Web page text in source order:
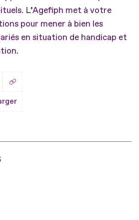
L’Agefiph met à votre
pour mener à bien les
en situation de handicap et
sur LinkedIn
par Email
Copier le lien